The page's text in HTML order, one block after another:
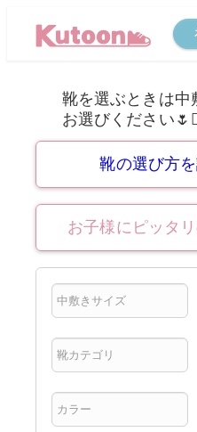
靴の選び方
お子様にピッタ